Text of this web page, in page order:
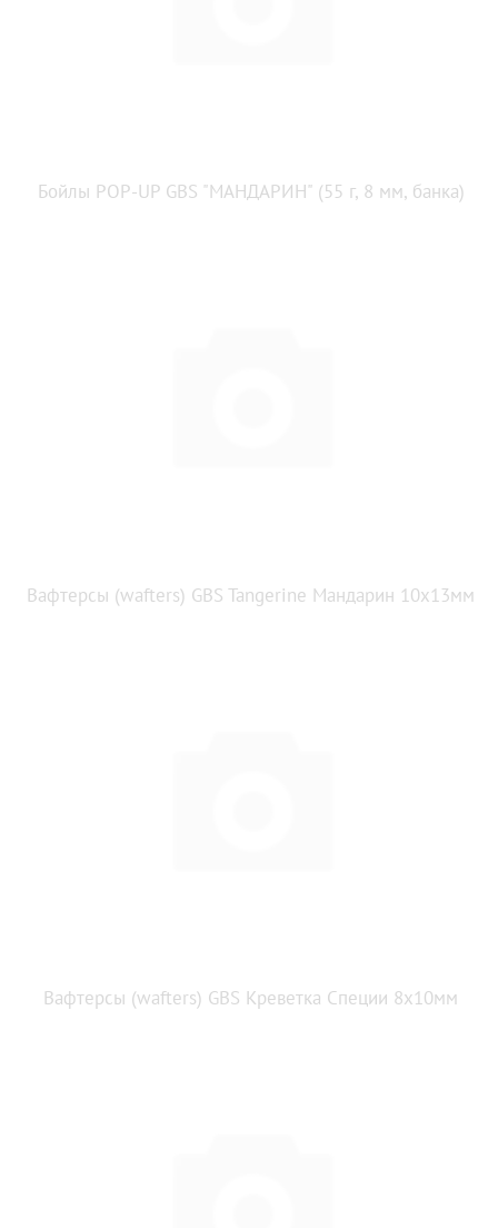
Бойлы POP-UP GBS "МАНДАРИН" (55 г, 8 мм, банка)
Вафтерсы (wafters) GBS Tangerine Мандарин 10x13мм
Вафтерсы (wafters) GBS Креветка Специи 8x10мм